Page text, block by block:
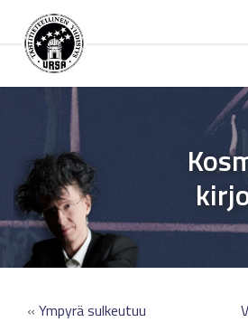
« Ympyrä sulkeutuu